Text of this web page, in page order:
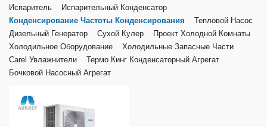
Испаритель
Испарительный Конденсатор
Конденсирование Частоты Конденсирования
Тепловой Насос
Дизельный Генератор
Сухой Кулер
Проект Холодной Комнаты
Холодильное Оборудование
Холодильные Запасные Части
Carel Увлажнители
Термо Кинг Конденсаторный Агрегат
Бочковой Насосный Агрегат